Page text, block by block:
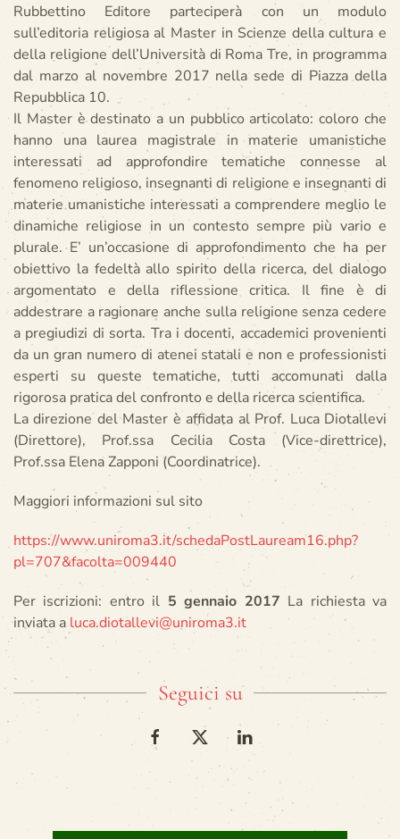
Rubbettino Editore parteciperà con un modulo
sull’editoria religiosa al Master in Scienze della cultura e
della religione dell’Università di Roma Tre, in programma
dal marzo al novembre 2017 nella sede di Piazza della
Repubblica 10.
Il Master è destinato a un pubblico articolato: coloro che
hanno una laurea magistrale in materie umanistiche
interessati ad approfondire tematiche connesse al
fenomeno religioso, insegnanti di religione e insegnanti di
materie umanistiche interessati a comprendere meglio le
dinamiche religiose in un contesto sempre più vario e
plurale. E’ un’occasione di approfondimento che ha per
obiettivo la fedeltà allo spirito della ricerca, del dialogo
argomentato e della riflessione critica. Il fine è di
addestrare a ragionare anche sulla religione senza cedere
a pregiudizi di sorta. Tra i docenti, accademici provenienti
da un gran numero di atenei statali e non e professionisti
esperti su queste tematiche, tutti accomunati dalla
rigorosa pratica del confronto e della ricerca scientifica.
La direzione del Master è affidata al Prof. Luca Diotallevi
(Direttore), Prof.ssa Cecilia Costa (Vice-direttrice),
Prof.ssa Elena Zapponi (Coordinatrice).
Maggiori informazioni sul sito
https://www.uniroma3.it/schedaPostLauream16.php?
pl=707&facolta=009440
Per iscrizioni: entro il 5 gennaio 2017 La richiesta va
inviata a luca.diotallevi@uniroma3.it
Seguici su